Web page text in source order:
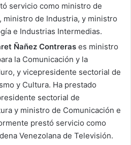
servicio como ministro de
ministro de Industria, y ministro
e Industrias Intermedias.
Ñañez Contreras es ministro
la Comunicación y la
y vicepresidente sectorial de
y Cultura. Ha prestado
sectorial de
y ministro de Comunicación e
prestó servicio como
Venezolana de Televisión.